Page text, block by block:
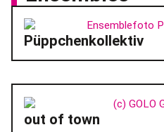
Püppchenkollektiv
out of town